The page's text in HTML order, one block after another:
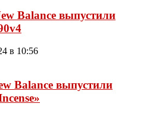
Balance выпустили
в 10:56
Balance выпустили